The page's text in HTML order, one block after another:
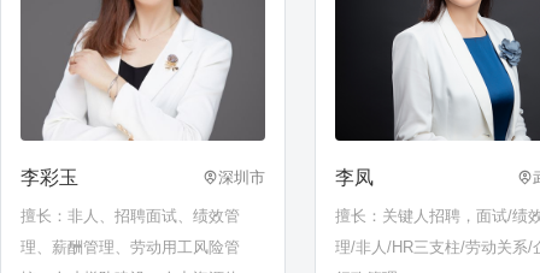
李彩玉 深圳市
擅长：非人、招聘面试、绩效管
理、薪酬管理、劳动用工风险管
李凤
擅长：关键人招聘，面试/绩
理/非人/HR三支柱/劳动关系/